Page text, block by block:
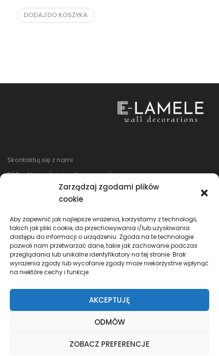
Zarządzaj zgodami plików
cookie
Aby zapewnić jak najlepsze wrażenia, korzystamy z technologii,
takich jak pliki cookie, do przechowywania i/lub uzyskiwania
dostępu do informacji o urządzeniu. Zgoda na te technologie
pozwoli nam przetwarzać dane, takie jak zachowanie podczas
przeglądania lub unikalne identyfikatory na tej stronie. Brak
wyrażenia zgody lub wycofanie zgody może niekorzystnie wpłynąć
na niektóre cechy i funkcje.
AKCEPTUJĘ
ODMÓW
ZOBACZ PREFERENCJE
DODAJ DO KOSZYKA
Skontaktuj się z nami
FAQ – Najczęściej zadawane pytania
Regulamin sklepu
Reklamacje i zwroty
Polityka prywatności